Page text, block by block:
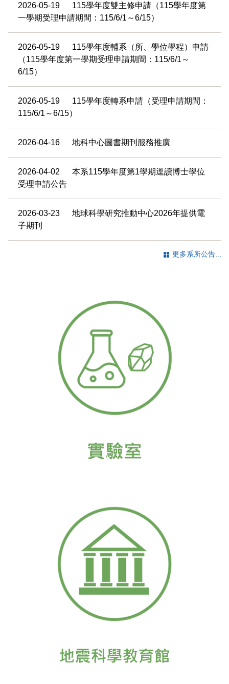
2026-05-19
115學年度雙主修申請（115學年度第
一學期受理申請期間：115/6/1～6/15）
2026-05-19
115學年度輔系（所、學位學程）申請
（115學年度第一學期受理申請期間：115/6/1～
6/15）
2026-05-19
115學年度轉系申請（受理申請期間：
115/6/1～6/15）
2026-04-16 地科中心圖書期刊服務推廣
2026-04-02
本系115學年度第1學期逕讀博士學位
受理申請公告
2026-03-23
地球科學研究推動中心2026年提供電
子期刊
更多系所公告...